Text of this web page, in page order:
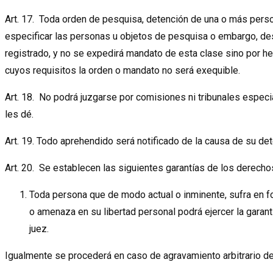
Art. 17. Toda orden de pesquisa, detención de una o más
especificar las personas u objetos de pesquisa o embargo,
registrado, y no se expedirá mandato de esta clase sino por
cuyos requisitos la orden o mandato no será exequible.
Art. 18. No podrá juzgarse por comisiones ni tribunales
les dé.
Art. 19. Todo aprehendido será notificado de la causa de su
Art. 20. Se establecen las siguientes garantías de los
Toda persona que de modo actual o inminente, sufra
o amenaza en su libertad personal podrá ejercer la
juez.
Igualmente se procederá en caso de agravamiento arbitrario